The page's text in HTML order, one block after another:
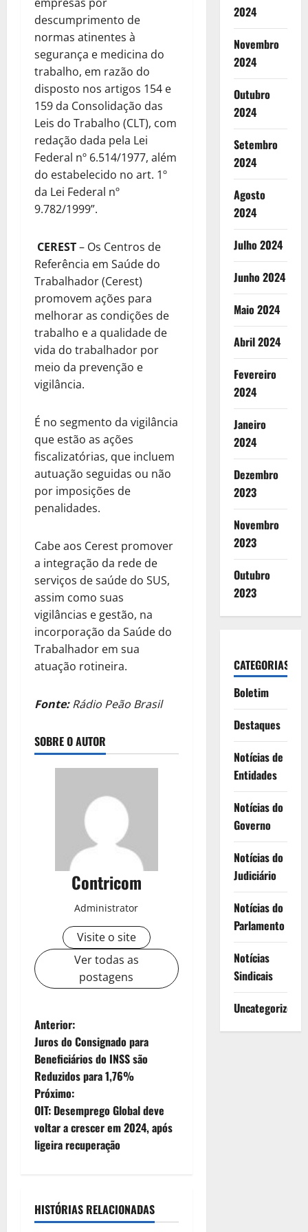
descumprimento de
normas atinentes à
segurança e medicina do
trabalho, em razão do
disposto nos artigos 154 e
159 da Consolidação das
Leis do Trabalho (CLT), com
redação dada pela Lei
Federal nº 6.514/1977, além
do estabelecido no art. 1º
da Lei Federal nº
9.782/1999”.
CEREST– Os Centros de
Referência em Saúde do
Trabalhador (Cerest)
promovem ações para
melhorar as condições de
trabalho e a qualidade de
vida do trabalhador por
meio da prevenção e
vigilância.
É no segmento da vigilância
que estão as ações
fiscalizatórias, que incluem
autuação seguidas ou não
por imposições de
penalidades.
Cabe aos Cerest promover
a integração da rede de
serviços de saúde do SUS,
assim como suas
vigilâncias e gestão, na
incorporação da Saúde do
Trabalhador em sua
atuação rotineira.
Fonte:Rádio Peão Brasil
SOBRE O AUTOR
Contricom
Administrator
Visite o site
Ver todas as
postagens
N
a
v
e
g
ç
Anterior:
Juros do Consignado para
Beneficiários do INSS são
Reduzidos para 1,76%
Próximo:
OIT: Desemprego Global deve
voltar a crescer em 2024, após
ligeira recuperação
HISTÓRIAS RELACIONADAS
2024
Novembro
2024
Outubro
2024
Setembro
2024
Agosto
2024
Julho 2024
Junho 2024
Maio 2024
Abril 2024
Fevereiro
2024
Janeiro
2024
Dezembro
2023
Novembro
2023
Outubro
2023
CATEGORIAS
Boletim
Destaques
Notícias de
Entidades
Notícias do
Governo
Notícias do
Judiciário
Notícias do
Parlamento
Notícias
Sindicais
Uncategorized